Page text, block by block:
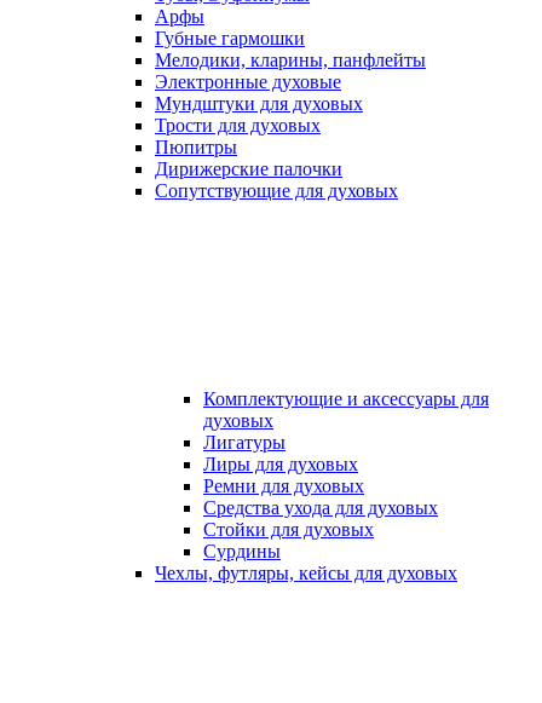
Арфы
Губные гармошки
Мелодики, кларины, панфлейты
Электронные духовые
Мундштуки для духовых
Трости для духовых
Пюпитры
Дирижерские палочки
Сопутствующие для духовых
Комплектующие и аксессуары для
духовых
Лигатуры
Лиры для духовых
Ремни для духовых
Средства ухода для духовых
Стойки для духовых
Сурдины
Чехлы, футляры, кейсы для духовых